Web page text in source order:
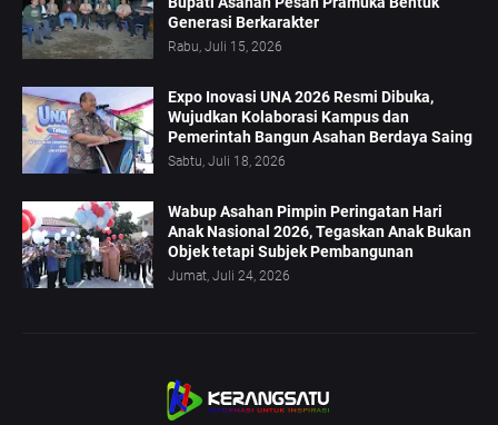
Generasi Berkarakter
Rabu, Juli 15, 2026
Expo Inovasi UNA 2026 Resmi Dibuka,
Wujudkan Kolaborasi Kampus dan
Pemerintah Bangun Asahan Berdaya Saing
Sabtu, Juli 18, 2026
Wabup Asahan Pimpin Peringatan Hari
Anak Nasional 2026, Tegaskan Anak Bukan
Objek tetapi Subjek Pembangunan
Jumat, Juli 24, 2026